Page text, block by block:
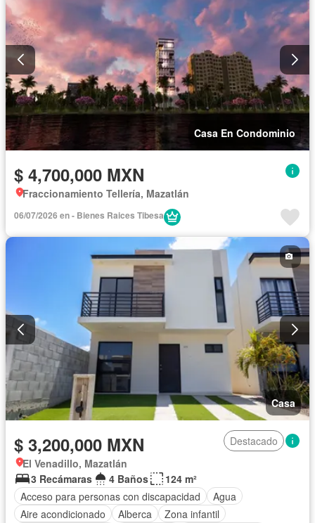
Casa En Condominio
$ 4,700,000 MXN
Fraccionamiento Tellería, Mazatlán
06/07/2026 en - Bienes Raices Tibesa
Casa
$ 3,200,000 MXN
Destacado
El Venadillo, Mazatlán
3 Recámaras
4 Baños
124 m²
Acceso para personas con discapacidad
Agua
Aire acondicionado
Alberca
Zona infantil